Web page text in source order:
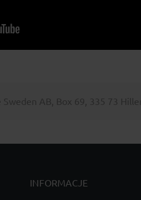
AB, Box 69, 335 73
INFORMACJE